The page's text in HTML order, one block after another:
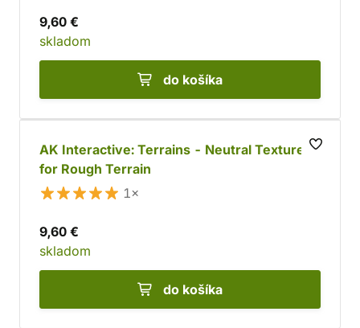
9,60 €
skladom
do košíka
AK Interactive: Terrains - Neutral Texture
for Rough Terrain
1×
9,60 €
skladom
do košíka